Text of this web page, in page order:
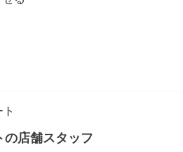
の店舗スタッフ